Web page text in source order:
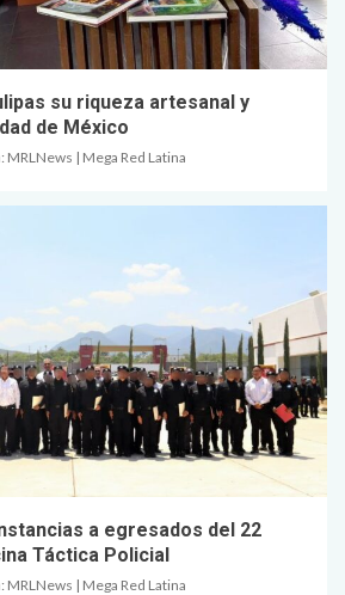
su riqueza artesanal y
de México
MRLNews | Mega Red Latina
a egresados del 22
Táctica Policial
MRLNews | Mega Red Latina